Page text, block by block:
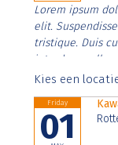
Lorem ipsum
elit.
tristique. Duis
interdum nulla,
Aenean
Kies een
Friday
01